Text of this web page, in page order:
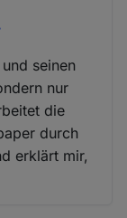
seinen
nur
die
durch
erklärt mir,